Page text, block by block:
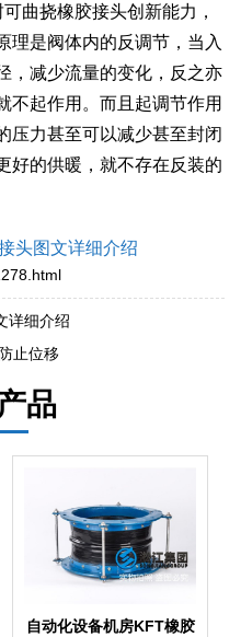
曲挠橡胶接头创新能力，
理是阀体内的反调节，当入
，减少流量的变化，反之亦
不起作用。而且起调节作用
压力甚至可以减少甚至封闭
好的供暖，就不存在反装的
头图文详细介绍
详细介绍
止位移
品
自动化设备机房KFT橡胶